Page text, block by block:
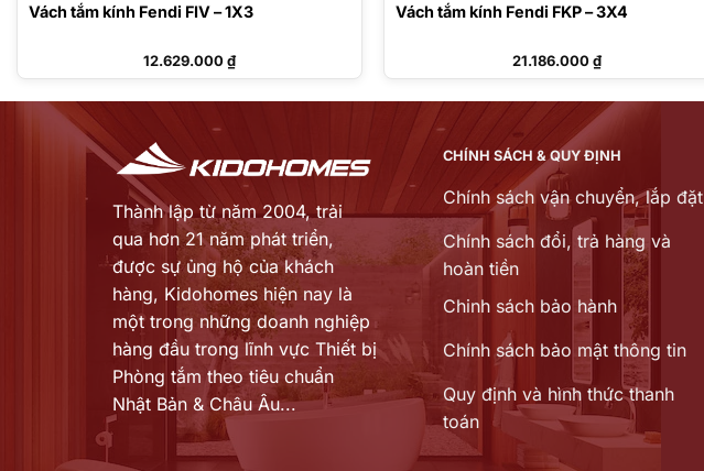
Vách tắm kính Fendi FIV – 1X3
12.629.000₫
Vách tắm kính Fendi FKP – 3X4
21.186.000₫
Thành lập từ năm 2004, trải
qua hơn 21 năm phát triển,
được sự ủng hộ của khách
hàng, Kidohomes hiện nay là
một trong những doanh nghiệp
hàng đầu trong lĩnh vực Thiết bị
Phòng tắm theo tiêu chuẩn
Nhật Bản & Châu Âu...
CHÍNH SÁCH & QUY ĐỊNH
Chính sách vận chuyển, lắp đặt
Chính sách đổi, trả hàng và
hoàn tiền
Chinh sách bảo hành
Chính sách bảo mật thông tin
Quy định và hình thức thanh
toán